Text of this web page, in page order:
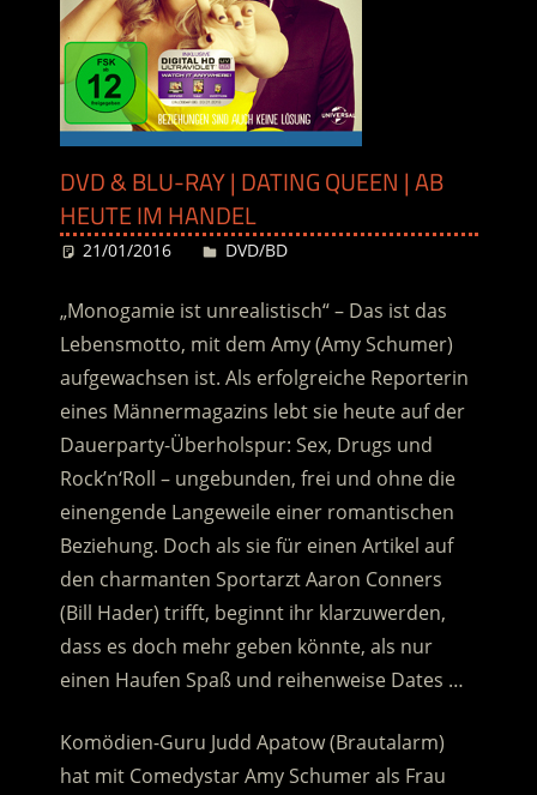
DVD & BLU-RAY | DATING QUEEN | AB
HEUTE IM HANDEL
21/01/2016 Desiree
DVD/BD
„Monogamie ist unrealistisch“ – Das ist das
Lebensmotto, mit dem Amy (Amy Schumer)
aufgewachsen ist. Als erfolgreiche Reporterin
eines Männermagazins lebt sie heute auf der
Dauerparty-Überholspur: Sex, Drugs und
Rock’n‘Roll – ungebunden, frei und ohne die
einengende Langeweile einer romantischen
Beziehung. Doch als sie für einen Artikel auf
den charmanten Sportarzt Aaron Conners
(Bill Hader) trifft, beginnt ihr klarzuwerden,
dass es doch mehr geben könnte, als nur
einen Haufen Spaß und reihenweise Dates …
Komödien-Guru Judd Apatow (Brautalarm)
hat mit Comedystar Amy Schumer als Frau